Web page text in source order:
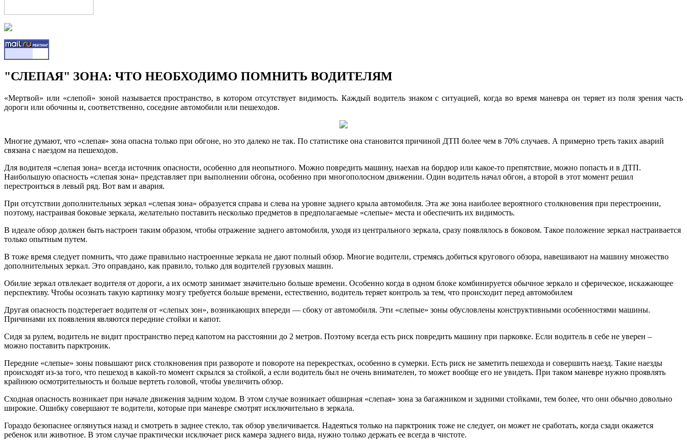
"СЛЕПАЯ" ЗОНА: ЧТО НЕОБХОДИМО ПОМНИТЬ ВОДИТЕЛЯМ
«Мертвой» или «слепой» зоной называется пространство, в котором отсутствует видимость. Каждый водитель знаком с ситуацией, когда во время маневра он теряет из поля зрения часть
дороги или обочины и, соответственно, соседние автомобили или пешеходов.
Многие думают, что «слепая» зона опасна только при обгоне, но это далеко не так. По статистике она становится причиной ДТП более чем в 70% случаев. А примерно треть таких аварий
связана с наездом на пешеходов.
Для водителя «слепая зона» всегда источник опасности, особенно для неопытного. Можно повредить машину, наехав на бордюр или какое-то препятствие, можно попасть и в ДТП.
Наибольшую опасность «слепая зона» представляет при выполнении обгона, особенно при многополосном движении. Один водитель начал обгон, а второй в этот момент решил
перестроиться в левый ряд. Вот вам и авария.
При отсутствии дополнительных зеркал «слепая зона» образуется справа и слева на уровне заднего крыла автомобиля. Эта же зона наиболее вероятного столкновения при перестроении,
поэтому, настраивая боковые зеркала, желательно поставить несколько предметов в предполагаемые «слепые» места и обеспечить их видимость.
В идеале обзор должен быть настроен таким образом, чтобы отражение заднего автомобиля, уходя из центрального зеркала, сразу появлялось в боковом. Такое положение зеркал настраивается
только опытным путем.
В тоже время следует помнить, что даже правильно настроенные зеркала не дают полный обзор. Многие водители, стремясь добиться кругового обзора, навешивают на машину множество
дополнительных зеркал. Это оправдано, как правило, только для водителей грузовых машин.
Обилие зеркал отвлекает водителя от дороги, а их осмотр занимает значительно больше времени. Особенно когда в одном блоке комбинируется обычное зеркало и сферическое, искажающее
перспективу. Чтобы осознать такую картинку мозгу требуется больше времени, естественно, водитель теряет контроль за тем, что происходит перед автомобилем
Другая опасность подстерегает водителя от «слепых зон», возникающих впереди — сбоку от автомобиля. Эти «слепые» зоны обусловлены конструктивными особенностями машины.
Причинами их появления являются передние стойки и капот.
Сидя за рулем, водитель не видит пространство перед капотом на расстоянии до 2 метров. Поэтому всегда есть риск повредить машину при парковке. Если водитель в себе не уверен –
можно поставить парктроник.
Передние «слепые» зоны повышают риск столкновения при развороте и повороте на перекрестках, особенно в сумерки. Есть риск не заметить пешехода и совершить наезд. Такие наезды
происходят из-за того, что пешеход в какой-то момент скрылся за стойкой, а если водитель был не очень внимателен, то может вообще его не увидеть. При таком маневре нужно проявлять
крайнюю осмотрительность и больше вертеть головой, чтобы увеличить обзор.
Сходная опасность возникает при начале движения задним ходом. В этом случае возникает обширная «слепая» зона за багажником и задними стойками, тем более, что они обычно довольно
широкие. Ошибку совершают те водители, которые при маневре смотрят исключительно в зеркала.
Гораздо безопаснее оглянуться назад и смотреть в заднее стекло, так обзор увеличивается. Надеяться только на парктроник тоже не следует, он может не сработать, когда сзади окажется
ребенок или животное. В этом случае практически исключает риск камера заднего вида, нужно только держать ее всегда в чистоте.